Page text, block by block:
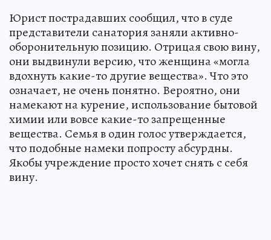
Юрист пострадавших сообщил, что в суде
представители санатория заняли активно-
оборонительную позицию. Отрицая свою вину,
они выдвинули версию, что женщина «могла
вдохнуть какие-то другие вещества». Что это
означает, не очень понятно. Вероятно, они
намекают на курение, использование бытовой
химии или вовсе какие-то запрещенные
вещества. Семья в один голос утверждается,
что подобные намеки попросту абсурдны.
Якобы учреждение просто хочет снять с себя
вину.